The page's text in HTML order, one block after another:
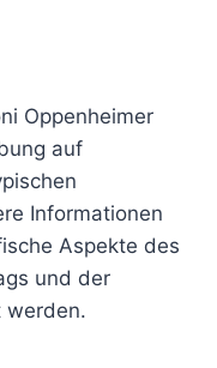
Oppenheimer
auf
Informationen
Aspekte des
und der
werden.